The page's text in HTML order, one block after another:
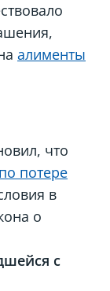
алименты
что
потере
в
о
с